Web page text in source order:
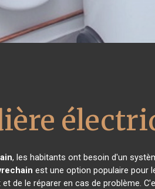
, les habitants ont besoin d'un
est une option populaire pour
de le réparer en cas de problème.